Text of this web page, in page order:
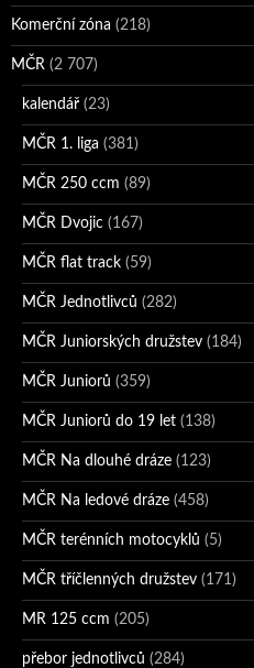
Komerční zóna (218)
MČR (2 707)
kalendář (23)
MČR 1. liga (381)
MČR 250 ccm (89)
MČR Dvojic (167)
MČR flat track (59)
MČR Jednotlivců (282)
MČR Juniorských družstev (184)
MČR Juniorů (359)
MČR Juniorů do 19 let (138)
MČR Na dlouhé dráze (123)
MČR Na ledové dráze (458)
MČR terénních motocyklů (5)
MČR tříčlenných družstev (171)
MR 125 ccm (205)
přebor jednotlivců (284)